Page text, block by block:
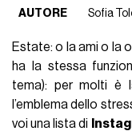
AUTORE
Sofia
Estate: o la ami o la
ha la stessa
tema): per molti è
l’emblema dello
voi una lista di